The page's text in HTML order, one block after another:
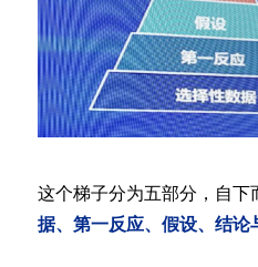
这个梯子分为五部分，自下
据、第一反应、假设、结论